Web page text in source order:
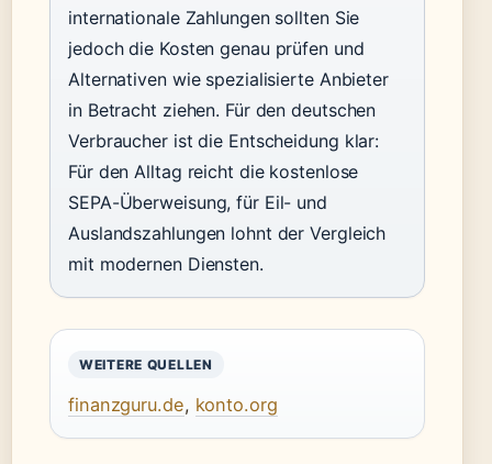
internationale Zahlungen sollten Sie
jedoch die Kosten genau prüfen und
Alternativen wie spezialisierte Anbieter
in Betracht ziehen. Für den deutschen
Verbraucher ist die Entscheidung klar:
Für den Alltag reicht die kostenlose
SEPA-Überweisung, für Eil- und
Auslandszahlungen lohnt der Vergleich
mit modernen Diensten.
WEITERE QUELLEN
finanzguru.de, konto.org